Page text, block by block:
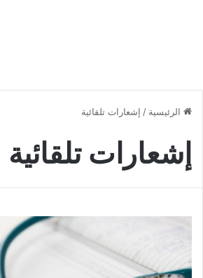
الرئيسية / إشعارات تلقائية
إشعارات تلقائية